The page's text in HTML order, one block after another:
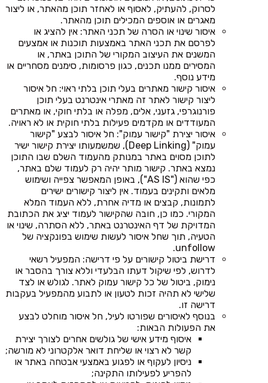
לסרוק, להעתיק, לאסוף או לאחזר תוכן מהאתר, או ליצור
מאגרים או אוספים המכילים תוכן מהאתר.
איסור שינוי או הסרה של תכני האתר: אין להציג או
לפרסם את תכני האתר באמצעות תוכנות או אמצעים
המשנים את העיצוב המקורי של התוכן באתר, או
המסירים ממנו תכנים, כגון פרסומות, סימנים מסחריים או
מידע נוסף.
איסור קישור מאתרים בעלי תוכן בלתי ראוי: חל איסור
ליצור קישור לאתר זה מאתרי אינטרנט בעלי תוכן
פורנוגרפי, גזעני, אלים, מפלה או בלתי חוקי, או מאתרים
המעודדים או מקדמים פעילות בלתי חוקית או לא ראויה.
איסור יצירת "קישור עמוק": חל איסור לבצע "קישור
עמוק" (Deep Linking), שמשמעותו יצירת קישור ישיר
לתוכן מסוים באתר במנותק מהעמוד השלם שבו התוכן
נמצא באתר. קישור מותר יהיה רק לעמוד שלם באתר,
כפי שהוא ("AS IS"), באופן המאפשר צפייה ושימוש
מלאים ותקינים בעמוד. אין ליצור קישורים ישירים
לתמונות, קבצים או מדיה אחרת, ללא העמוד המלא
המקורי. כמו כן, חובה שהקישור לעמוד יציג את הכתובת
המדויקת של דף האינטרנט באתר, ללא הסתרה, שינוי או
הטעיה, תוך שחל איסור לעשות שימוש בפונקציה של
unfollow.
דרישת ביטול קישורים על פי דרישה: המפעיל רשאי
לדרוש, לפי שיקול דעתו הבלעדי וללא צורך בהסבר או
נימוק, ביטול של כל קישור עמוק לאתר. לגולש או לצד
שלישי לא תהיה זכות לטעון או לתבוע מהמפעיל בעקבות
דרישה זו.
בנוסף לאיסורים שפורטו לעיל, חל איסור מוחלט לבצע
את הפעולות הבאות:
איסוף מידע אישי של גולשים אחרים לצורך יצירת
קשר לא רצוי או שליחת דואר אלקטרוני לא מורשה;
ניסיון לעקוף או לפגוע באמצעי אבטחה באתר או
להפריע לפעילותו התקינה;